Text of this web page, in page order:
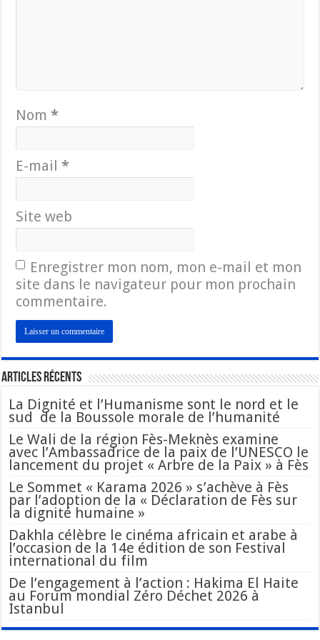
Nom*
E-mail*
Site web
Enregistrer mon nom, mon e-mail et mon
site dans le navigateur pour mon prochain
commentaire.
Articles Récents
La Dignité et l’Humanisme sont le nord et le
sud de la Boussole morale de l’humanité
Le Wali de la région Fès-Meknès examine
avec l’Ambassadrice de la paix de l’UNESCO le
lancement du projet « Arbre de la Paix » à Fès
Le Sommet « Karama 2026 » s’achève à Fès
par l’adoption de la « Déclaration de Fès sur
la dignité humaine »
Dakhla célèbre le cinéma africain et arabe à
l’occasion de la 14e édition de son Festival
international du film
De l’engagement à l’action : Hakima El Haite
au Forum mondial Zéro Déchet 2026 à
Istanbul